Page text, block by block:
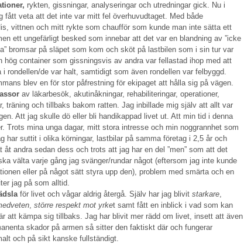
rykten, gissningar, analyseringar och utredningar gick. Nu i
fått veta att det inte var mitt fel överhuvudtaget. Med både
vittnen och mitt rykte som chaufför som kunde man inte sätta ett
ett ungefärligt besked som innebar att det var en blandning av ”icke
bromsar på släpet som kom och sköt på lastbilen som i sin tur var
hög container som gissningsvis av andra var fellastad ihop med att
i rondellen/de var halt, samtidigt som även rondellen var felbyggd.
blev en för stor påfrestning för ekipaget att hålla sig på vägen.
av läkarbesök, akutinåkningar, rehabiliteringar, operationer,
träning och tillbaks bakom ratten. Jag inbillade mig själv att allt var
Att jag skulle dö eller bli handikappad livet ut. Att min tid i denna
Trots mina unga dagar, mitt stora intresse och min noggrannhet som
har suttit i olika körningar, lastbilar på samma företag i 2,5 år och
åt andra sedan dess och trots att jag har en del ”men” som att det
välta varje gång jag svänger/rundar något (eftersom jag inte kunde
eller på något sätt styra upp den), problem med smärta och en
jag på som alltid.
för livet och vågar aldrig återgå. Själv har jag blivit starkare,
, större respekt mot yrket samt fått en inblick i vad som kan
att kämpa sig tillbaks. Jag har blivit mer rädd om livet, insett att även
skador på armen så sitter den faktiskt där och fungerar
och på sikt kanske fullständigt.